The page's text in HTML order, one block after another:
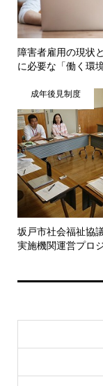
障害者雇用の現状
に必要な「働く環
成年後見制度
坂戸市社会福祉協
実施機関運営プロ